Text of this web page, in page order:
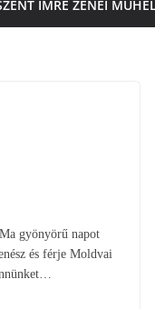
IMRE ZENEI
gyönyörű napot
és férje Moldvai